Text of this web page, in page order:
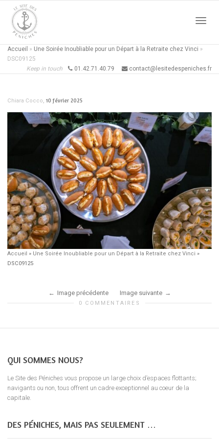
Accueil » Une Soirée Inoubliable pour un Départ à la Retraite chez Vinci »
DSC09125
Keep in touch
01.42.71.40.79 contact@lesitedespeniches.fr
Chiara Cocco, 10 février 2025
Accueil » Une Soirée Inoubliable pour un Départ à la Retraite chez Vinci »
DSC09125
Image précédente Image suivante
0 COMMENTAIRES
QUI SOMMES NOUS?
Le Site des Péniches vous propose un large choix d’espaces flottants;
navigants ou non, tous offrent un cadre exceptionnel au coeur de la
capitale.
DES PÉNICHES, MAIS PAS SEULEMENT …